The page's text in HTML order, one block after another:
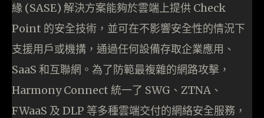
緣 (SASE) 解決方案能夠於雲端上提供 Check
Point 的安全技術，並可在不影響安全性的情況下
支援用戶或機搆，通過任何設備存取企業應用、
SaaS 和互聯網。為了防範最複雜的網路攻擊，
Harmony Connect 統一了 SWG、ZTNA、
FWaaS 及 DLP 等多種雲端交付的網絡安全服務，